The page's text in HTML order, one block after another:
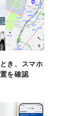
き、スマホ
を確認